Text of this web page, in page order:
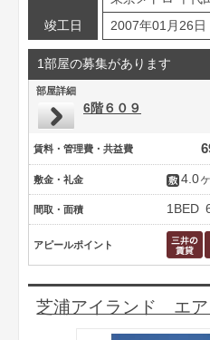
竣工日
2007年01月26日
1部屋の募集があります
部屋詳細
6階６０９
賃料・管理費・共益費
敷金・礼金 4.0
間取・面積 1BED
アピールポイント
芝浦アイランド エア